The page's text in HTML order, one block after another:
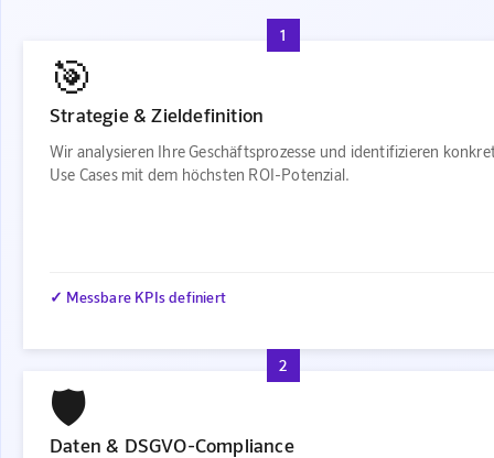
1
🎯
Strategie & Zieldefinition
Wir analysieren Ihre Geschäftsprozesse und identifizieren
Use Cases mit dem höchsten ROI-Potenzial.
✓ Messbare KPIs definiert
2
🛡️
Daten & DSGVO-Compliance